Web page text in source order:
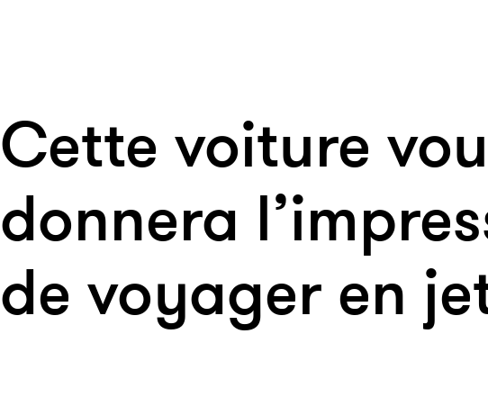
Cette voiture
donnera
de voyager en